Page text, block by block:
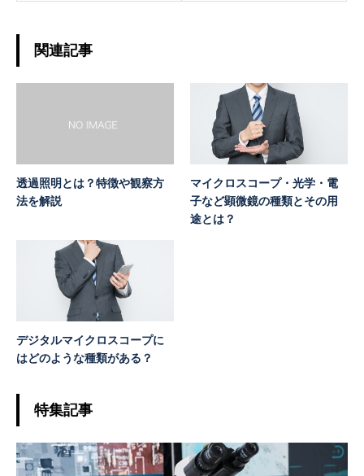
関連記事
透過照明とは？特徴や観察方
法を解説
マイクロスコープ・光学・電
子など顕微鏡の種類とその用
途とは？
デジタルマイクロスコープに
はどのような種類がある？
特集記事